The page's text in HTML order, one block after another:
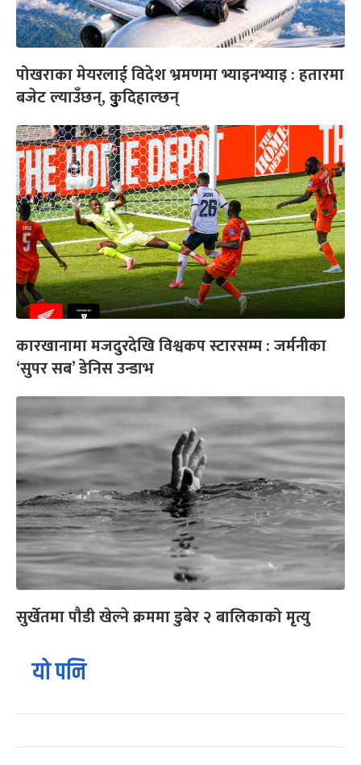
पोखराका मेयरलाई विदेश भ्रमणमा भ्याइनभ्याइ : हतारमा
बजेट ल्याउँछन्, कुुदिहाल्छन्
कारखानामा मजदुरदेखि विश्वकप स्टारसम्म : जर्मनीका
‘सुपर सब’ डेनिस उन्डाभ
सुर्खेतमा पौडी खेल्ने क्रममा डुबेर २ बालिकाको मृत्यु
यो पनि